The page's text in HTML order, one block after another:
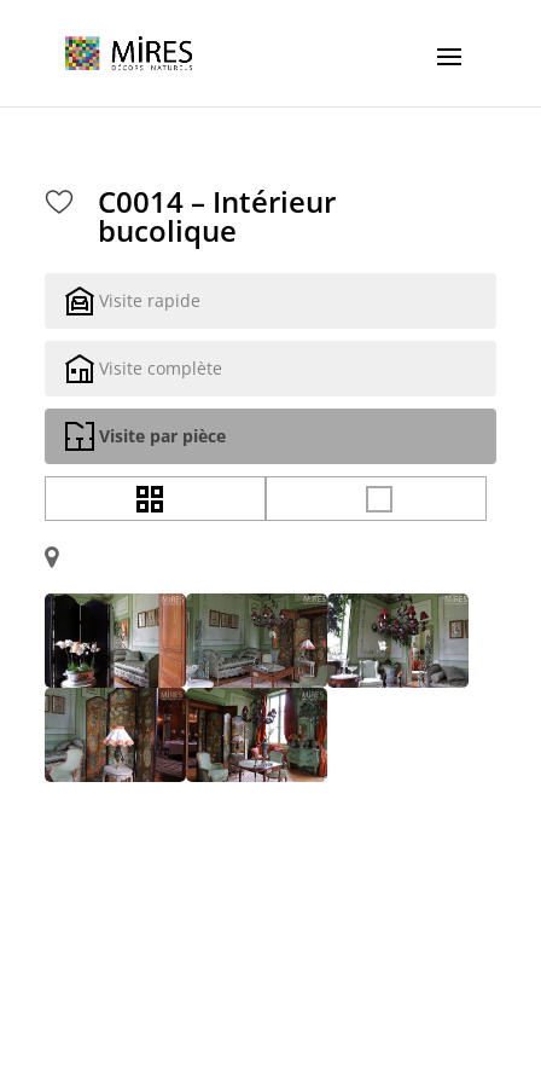
C0014 – Intérieur
bucolique
Visite rapide
Visite complète
Visite par pièce